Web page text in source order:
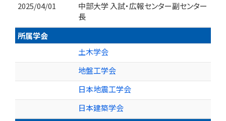
2025/04/01
中部大学 入試・広報センター副センター
長
所属学会
土木学会
地盤工学会
日本地震工学会
日本建築学会